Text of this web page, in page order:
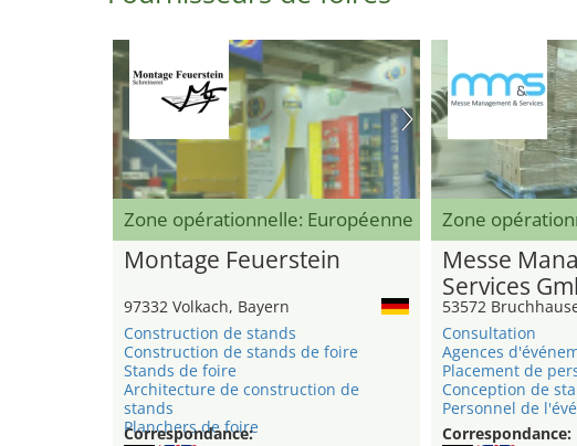
Zone opérationnelle: Européenne
Montage Feuerstein
97332 Volkach, Bayern
Construction de stands
Construction de stands de foire
Stands de foire
Architecture de construction de
stands
Planchers de foire
Correspondance:
Zone
Messe
Services
53572
Consultation
Agences
Placement de
Conception de
Personnel de
Correspondance: